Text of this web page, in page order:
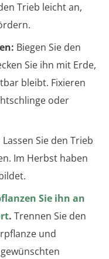
Trieb leicht an,
Biegen Sie den
Sie ihn mit Erde,
bleibt. Fixieren
oder
Lassen Sie den Trieb
Im Herbst haben
Sie ihn an
. Trennen Sie den
und